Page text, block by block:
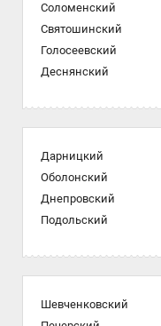
Соломенский
Святошинский
Голосеевский
Деснянский
Дарницкий
Оболонский
Днепровский
Подольский
Шевченковский